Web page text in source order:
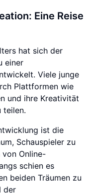
Eine Reise
hat sich der
einer
Viele junge
Plattformen wie
und ihre Kreativität
teilen.
ist die
Schauspieler zu
Online-
schien es
beiden Träumen zu
der